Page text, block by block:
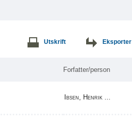
Utskrift Eksporter
Forfatter/person
Ibsen, Henrik ...